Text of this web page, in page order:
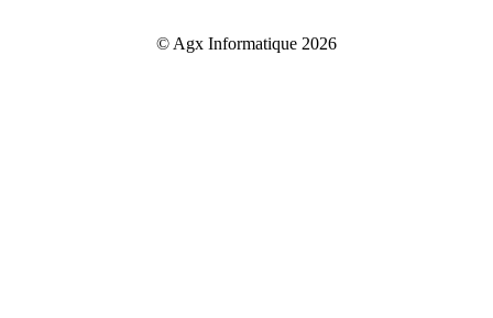
© Agx Informatique 2026